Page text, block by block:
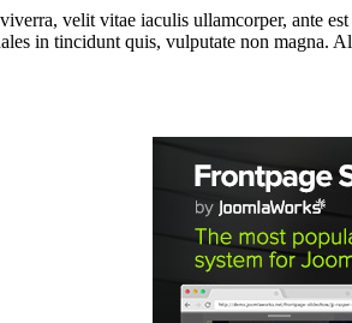
velit vitae iaculis ullamcorper, ante
in tincidunt quis, vulputate non magna.